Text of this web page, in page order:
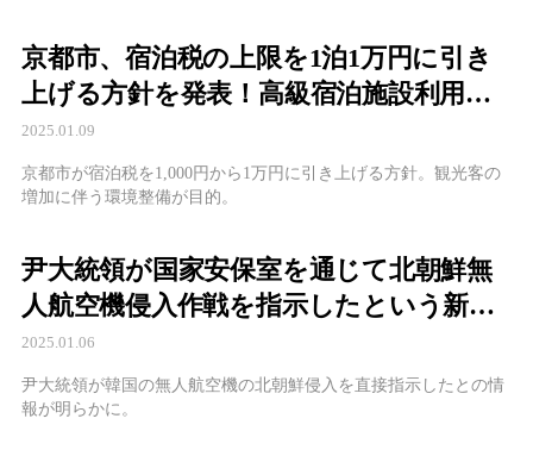
京都市、宿泊税の上限を1泊1万円に引き
上げる方針を発表！高級宿泊施設利用者
への影響とは？
2025.01.09
京都市が宿泊税を1,000円から1万円に引き上げる方針。観光客の
増加に伴う環境整備が目的。
尹大統領が国家安保室を通じて北朝鮮無
人航空機侵入作戦を指示したという新証
言を発表
2025.01.06
尹大統領が韓国の無人航空機の北朝鮮侵入を直接指示したとの情
報が明らかに。